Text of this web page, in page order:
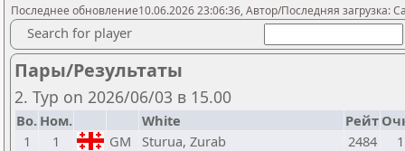
Последнее обновление10.06.2026 23:06:36, Автор/Последняя загрузка:
Search for player
Пары/Результаты
2. Тур on 2026/06/03 в 15.00
Bo. Ном. White Рейт
1
1 GM Sturua, Zurab 2484
1